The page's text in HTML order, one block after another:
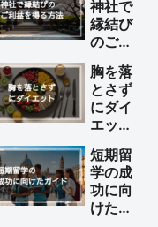
の伝え
方と円
満退職
のため
のポイ
ント
神社で
縁結び
のご利
る方法
胸を落
とさず
にダイ
エット
法
短期留
学の成
功に向
けた完